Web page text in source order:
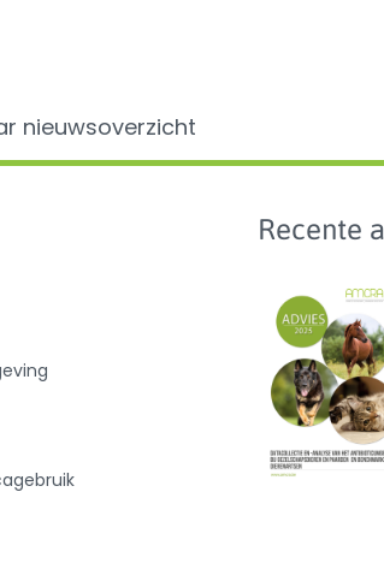
nieuwsoverzicht
Recente